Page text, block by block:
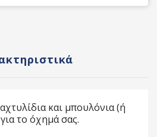
και μπουλόνια (ή
το όχημά σας.